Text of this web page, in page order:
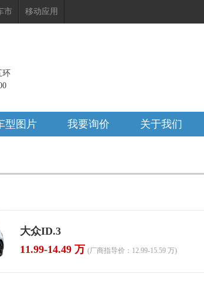
市 移动应用
环
型图片 我要询价 关于我们
大众ID.3
11.99-14.49 万 (厂商指导价：12.99-15.59 万)